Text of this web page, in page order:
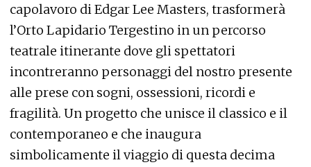
capolavoro di Edgar Lee Masters, trasformerà
l’Orto Lapidario Tergestino in un percorso
teatrale itinerante dove gli spettatori
incontreranno personaggi del nostro presente
alle prese con sogni, ossessioni, ricordi e
fragilità. Un progetto che unisce il classico e il
contemporaneo e che inaugura
simbolicamente il viaggio di questa decima